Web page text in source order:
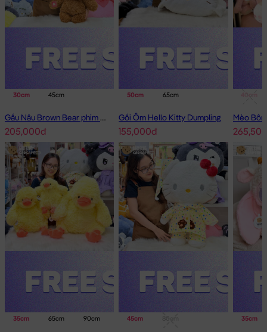
30cm 45cm
Gấu Nâu Brown Bear phim Minions
205,000đ
50cm 65cm
Gối Ôm Hello Kitty Dumpling
155,000đ
35cm 65cm 90cm 45cm 35cm